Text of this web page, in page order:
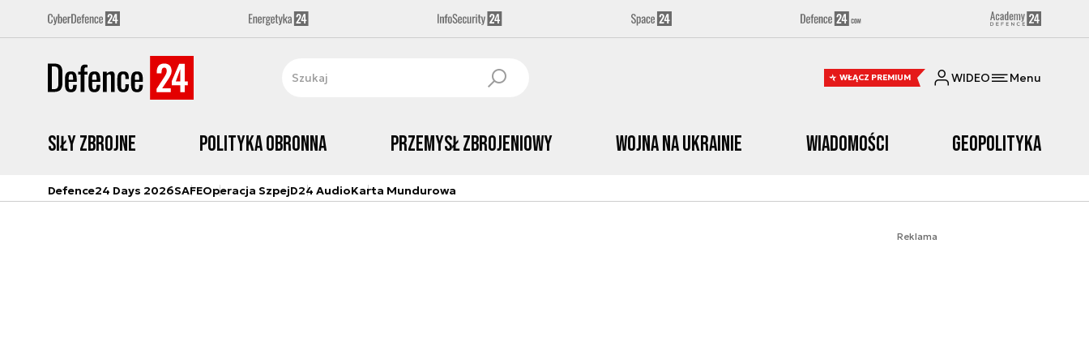
WŁĄCZ PREMIUM WIDEO Menu
Siły zbrojne Polityka obronna Przemysł Zbrojeniowy Wojna na Ukrainie Wiadomości Geopolityka
Defence24 Days 2026SAFEOperacja SzpejD24 AudioKarta Mundurowa
Reklama